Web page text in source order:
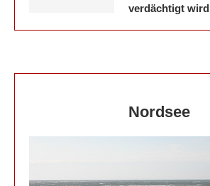
verdächtigt wird
Nordsee